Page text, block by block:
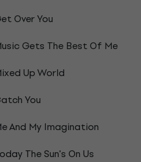
Over You
Gets The Best Of Me
Up World
You
And My Imagination
The Sun's On Us